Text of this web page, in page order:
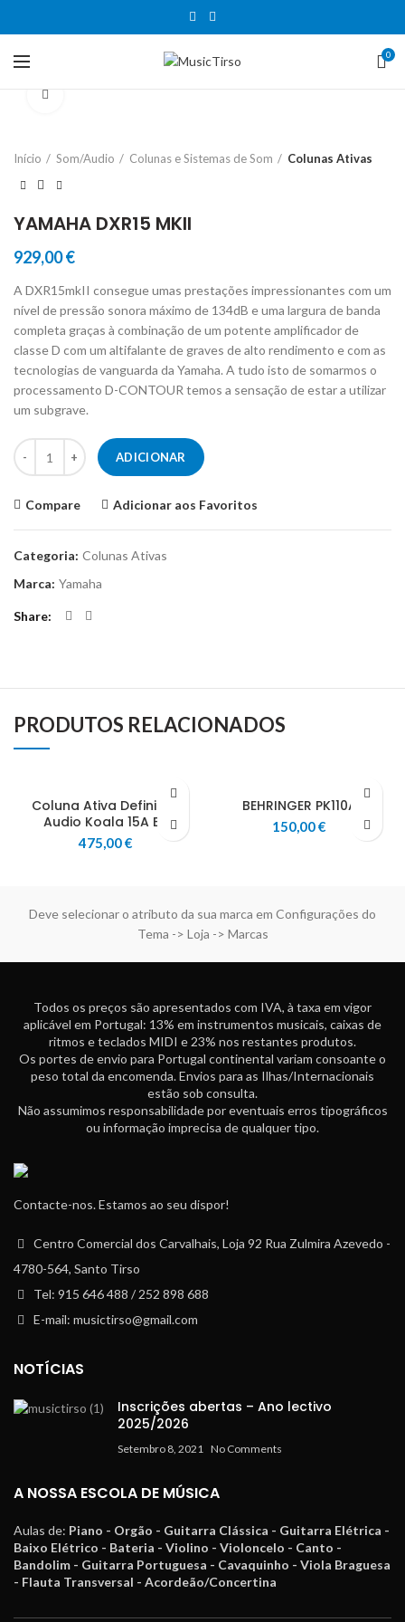
0
Início Som/Audio Colunas e Sistemas de Som Colunas Ativas
YAMAHA DXR15 MKII
929,00€
A DXR15mkII consegue umas prestações impressionantes com um
nível de pressão sonora máximo de 134dB e uma largura de banda
completa graças à combinação de um potente amplificador de
classe D com um altifalante de graves de alto rendimento e com as
tecnologias de vanguarda da Yamaha. A tudo isto de somarmos o
processamento D-CONTOUR temos a sensação de estar a utilizar
um subgrave.
Quantidade de YAMAHA DXR15 MKII
ADICIONAR
Compare Adicionar aos Favoritos
Categoria: Colunas Ativas
Marca: Yamaha
Share
PRODUTOS RELACIONADOS
Coluna Ativa Definitive
Audio Koala 15A BT
475,00€
BEHRINGER PK110A
150,00€
Deve selecionar o atributo da sua marca em Configurações do
Tema -> Loja -> Marcas
Todos os preços são apresentados com IVA, à taxa em vigor
aplicável em Portugal: 13% em instrumentos musicais, caixas de
ritmos e teclados MIDI e 23% nos restantes produtos.
Os portes de envio para Portugal continental variam consoante o
peso total da encomenda. Envios para as Ilhas/Internacionais
estão sob consulta.
Não assumimos responsabilidade por eventuais erros tipográficos
ou informação imprecisa de qualquer tipo.
Contacte-nos. Estamos ao seu dispor!
Centro Comercial dos Carvalhais, Loja 92 Rua Zulmira Azevedo -
4780-564, Santo Tirso
Tel: 915 646 488 / 252 898 688
E-mail: musictirso@gmail.com
NOTÍCIAS
Inscrições abertas – Ano lectivo
2025/2026
Setembro 8, 2021 No Comments
A NOSSA ESCOLA DE MÚSICA
Aulas de: Piano - Orgão - Guitarra Clássica - Guitarra Elétrica -
Baixo Elétrico - Bateria - Violino - Violoncelo - Canto -
Bandolim - Guitarra Portuguesa - Cavaquinho - Viola Braguesa
- Flauta Transversal - Acordeão/Concertina